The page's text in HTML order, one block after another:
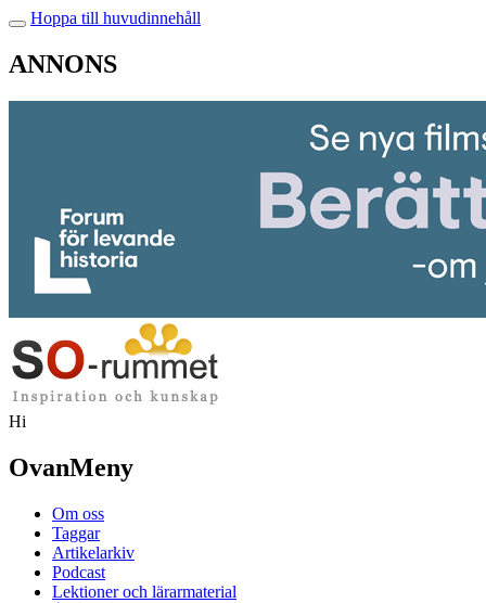
Hoppa till huvudinnehåll
ANNONS
Hi
OvanMeny
Om oss
Taggar
Artikelarkiv
Podcast
Lektioner och lärarmaterial